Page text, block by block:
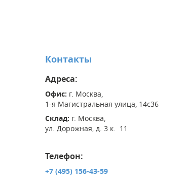
Контакты
Адреса:
Офис: г. Москва,
1-я Магистральная улица, 14с36
Склад: г. Москва,
ул. Дорожная, д. 3 к. 11
Телефон:
+7 (495) 156-43-59